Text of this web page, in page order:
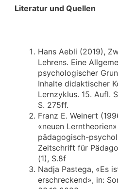
Literatur und Quellen
Hans Aebli (2019),
Lehrens. Eine
psychologischer
Inhalte didaktischer
Lernzyklus. 15. Aufl.
S. 275ff.
Franz E. Weinert
«neuen
pädagogisch-
Zeitschrift für
(1), S.8f
Nadja Pastega, «Es
erschreckend», in: